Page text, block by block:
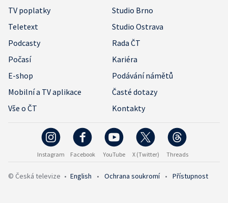
TV poplatky
Studio Brno
Teletext
Studio Ostrava
Podcasty
Rada ČT
Počasí
Kariéra
E-shop
Podávání námětů
Mobilní a TV aplikace
Časté dotazy
Vše o ČT
Kontakty
Instagram Facebook YouTube X (Twitter) Threads
© Česká televize • English • Ochrana soukromí • Přístupnost